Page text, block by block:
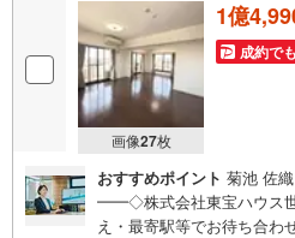
画像27枚
1億
成約で
おすすめポイント 菊池 佐織
━━◇株式会社東宝ハウス
え・最寄駅等でお待ち合わ